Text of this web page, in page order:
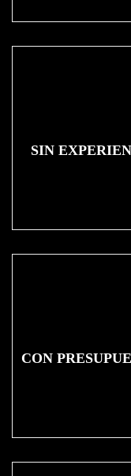
SIN
CON